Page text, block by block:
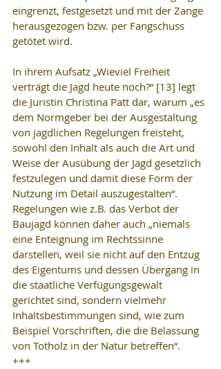
eingrenzt, festgesetzt und mit der Zange
herausgezogen bzw. per Fangschuss
getötet wird.
In ihrem Aufsatz „Wieviel Freiheit
verträgt die Jagd heute noch?“ [13] legt
die Juristin Christina Patt dar, warum „es
dem Normgeber bei der Ausgestaltung
von jagdlichen Regelungen freisteht,
sowohl den Inhalt als auch die Art und
Weise der Ausübung der Jagd gesetzlich
festzulegen und damit diese Form der
Nutzung im Detail auszugestalten“.
Regelungen wie z.B. das Verbot der
Baujagd können daher auch „niemals
eine Enteignung im Rechtssinne
darstellen, weil sie nicht auf den Entzug
des Eigentums und dessen Übergang in
die staatliche Verfügungsgewalt
gerichtet sind, sondern vielmehr
Inhaltsbestimmungen sind, wie zum
Beispiel Vorschriften, die die Belassung
von Totholz in der Natur betreffen“.
+++